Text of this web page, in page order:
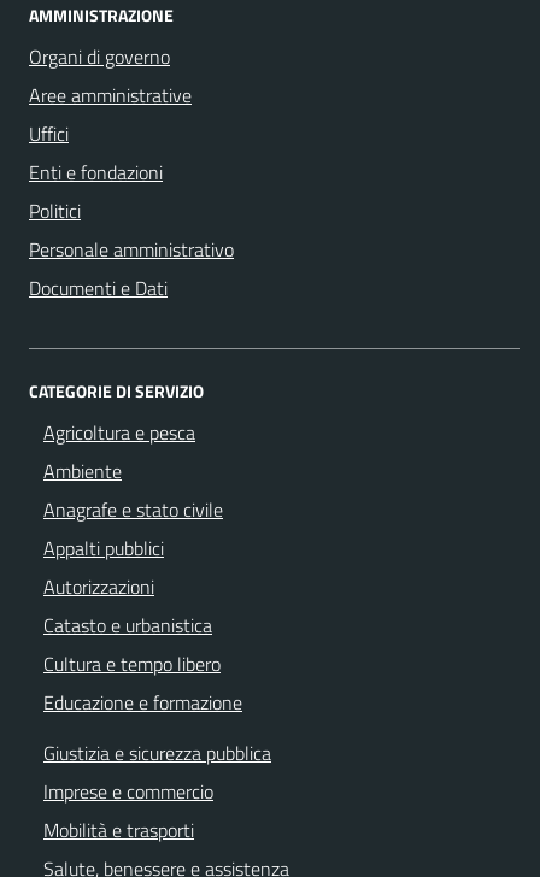
AMMINISTRAZIONE
Organi di governo
Aree amministrative
Uffici
Enti e fondazioni
Politici
Personale amministrativo
Documenti e Dati
CATEGORIE DI SERVIZIO
Agricoltura e pesca
Ambiente
Anagrafe e stato civile
Appalti pubblici
Autorizzazioni
Catasto e urbanistica
Cultura e tempo libero
Educazione e formazione
Giustizia e sicurezza pubblica
Imprese e commercio
Mobilità e trasporti
Salute, benessere e assistenza